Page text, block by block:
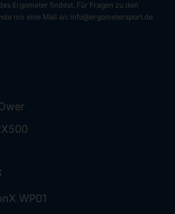
Ergometer findest. Für Fragen zu den
mir eine Mail an: info@ergometersport.de
WP01